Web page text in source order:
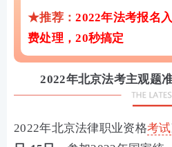
★推荐：2022年法考报名
费处理，20秒搞定
2022年北京法考主观题
2022年北京法律职业资格考试